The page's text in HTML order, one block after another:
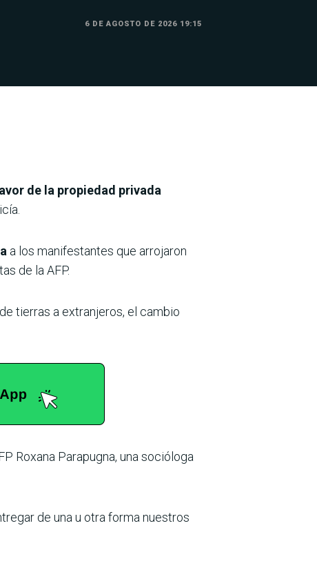
6 DE AGOSTO DE 2026 19:15
de la propiedad privada
a los manifestantes que arrojaron
de la AFP.
tierras a extranjeros, el cambio
Roxana Parapugna, una socióloga
de una u otra forma nuestros